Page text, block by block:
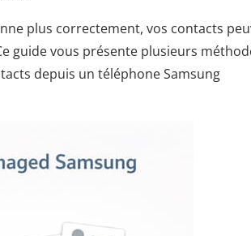
plus correctement, vos contacts
guide vous présente plusieurs
depuis un téléphone Samsung